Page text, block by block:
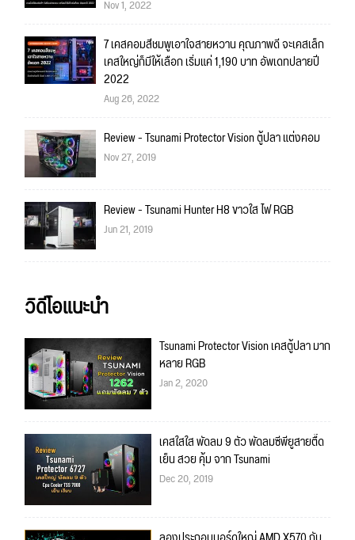
Nov 1, 2022
7 เคสคอมสีชมพูเอาใจสายหวาน คุณภาพดี จะเคสเล็ก
เคสใหญ่ก็มีให้เลือก เริ่มแค่ 1,190 บาท อัพเดทปลายปี
2022
Aug 26, 2022
Review - Tsunami Protector Vision ตู้ปลา แต่งคอม
Nov 27, 2019
Review - Tsunami Hunter H8 ขาวใส ไฟ RGB
Jun 21, 2019
วิดีโอแนะนำ
Tsunami Protector Vision เคสตู้ปลา มาก
หลาย RGB
Jan 2, 2020
เคสใสใส พัดลม 9 ตัว พัดลมซีพียูสายตื๊ด
เย็น สวย คุ้ม จาก Tsunami
Dec 20, 2019